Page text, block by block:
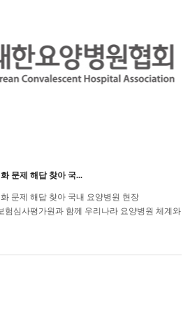
문제 해답 찾아 국...
문제 해답 찾아 국내 요양병원 현장
험심사평가원과 함께 우리나라 요양병원 체계와